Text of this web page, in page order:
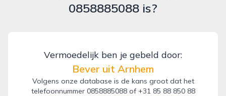
0858885088 is?
Vermoedelijk ben je gebeld door:
Bever uit Arnhem
Volgens onze database is de kans groot dat het
telefoonnummer 0858885088 of +31 85 88 850 88